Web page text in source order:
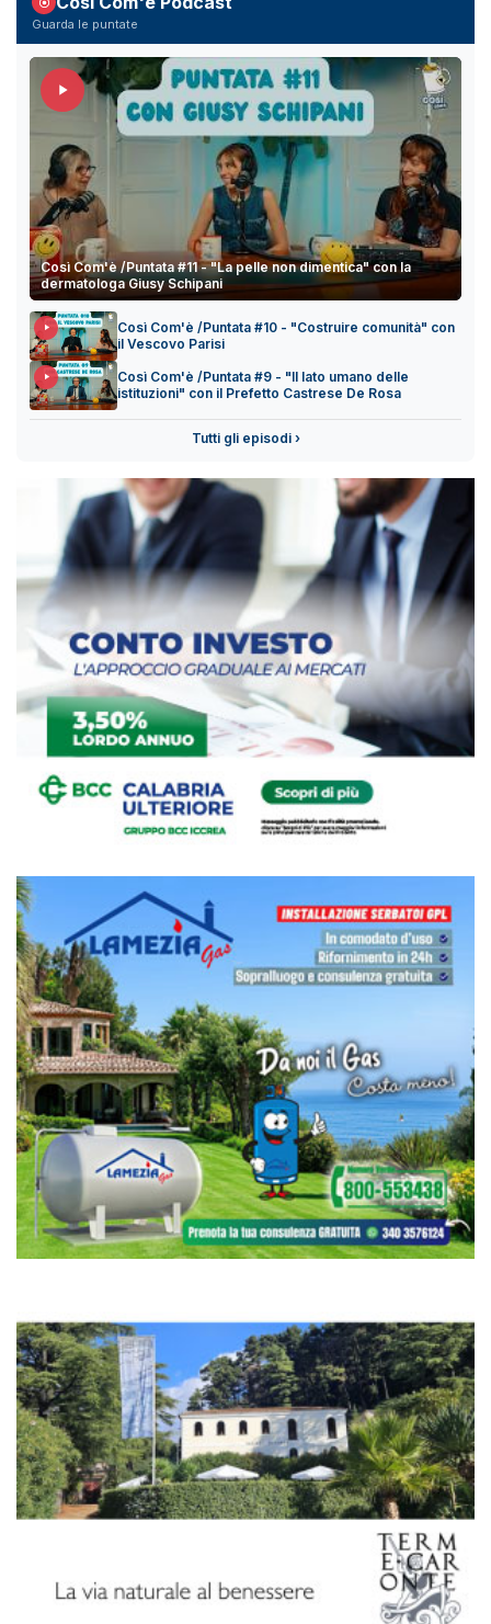
Guarda le puntate
Così Com'è /Puntata #11 - "La pelle non dimentica" con la
dermatologa Giusy Schipani
Così Com'è /Puntata #10 - "Costruire comunità" con
il Vescovo Parisi
Così Com'è /Puntata #9 - "Il lato umano delle
istituzioni" con il Prefetto Castrese De Rosa
Tutti gli episodi ›